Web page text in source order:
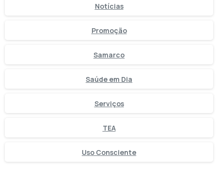
Notícias
Promoção
Samarco
Saúde em Dia
Serviços
TEA
Uso Consciente